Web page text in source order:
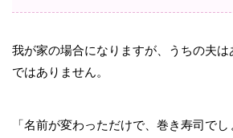
我が家の場合になりますが、うちの夫は
ではありません。
「名前が変わっただけで、巻き寿司でし